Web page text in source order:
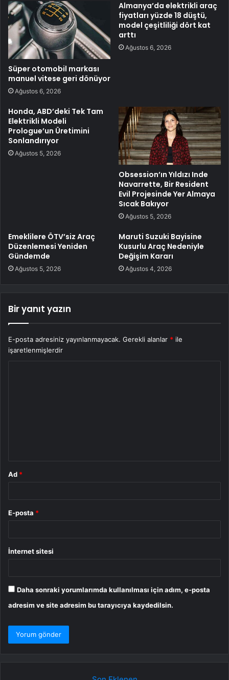
Süper otomobil markası
manuel vitese geri dönüyor
Ağustos 6, 2026
Almanya’da elektrikli araç
fiyatları yüzde 18 düştü,
model çeşitliliği dört kat
arttı
Ağustos 6, 2026
Honda, ABD’deki Tek Tam
Elektrikli Modeli
Prologue’un Üretimini
Sonlandırıyor
Ağustos 5, 2026
Obsession’ın Yıldızı Inde
Navarrette, Bir Resident
Evil Projesinde Yer Almaya
Sıcak Bakıyor
Ağustos 5, 2026
Emeklilere ÖTV’siz Araç
Düzenlemesi Yeniden
Gündemde
Ağustos 5, 2026
Maruti Suzuki Bayisine
Kusurlu Araç Nedeniyle
Değişim Kararı
Ağustos 4, 2026
Bir yanıt yazın
E-posta adresiniz yayınlanmayacak. Gerekli alanlar * ile
işaretlenmişlerdir
Ad *
E-posta *
İnternet sitesi
Daha sonraki yorumlarımda kullanılması için adım, e-posta
adresim ve site adresim bu tarayıcıya kaydedilsin.